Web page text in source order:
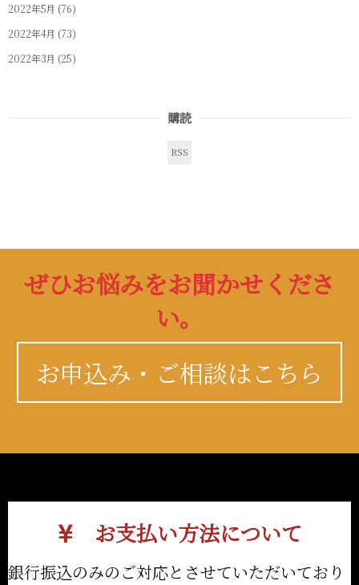
2022年5月 (76)
2022年4月 (73)
2022年3月 (25)
購読
RSS
ぜひお悩みをお聞かせくださ
い。
お申込み・ご相談はこちら
お支払い方法について
銀行振込のみのご対応とさせていただいており